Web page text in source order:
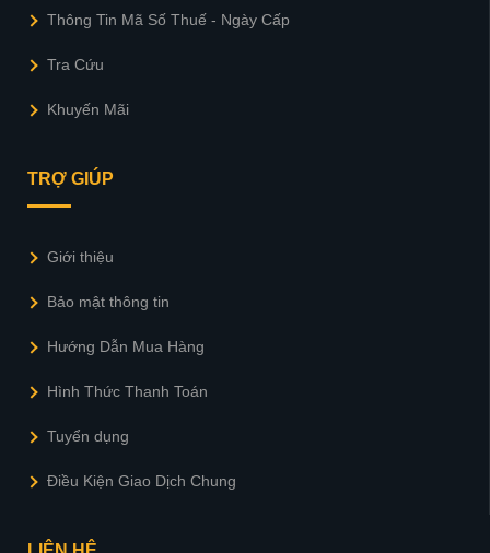
Thông Tin Mã Số Thuế - Ngày Cấp
Tra Cứu
Khuyến Mãi
TRỢ GIÚP
Giới thiệu
Bảo mật thông tin
Hướng Dẫn Mua Hàng
Hình Thức Thanh Toán
Tuyển dụng
Điều Kiện Giao Dịch Chung